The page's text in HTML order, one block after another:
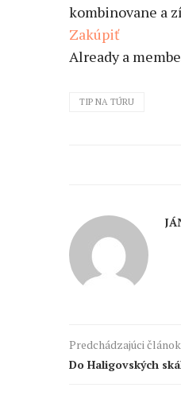
kombinovane a
Zakúpiť
Already a
TIP NA TÚRU
Predchádzajúci článok
Do Haligovských